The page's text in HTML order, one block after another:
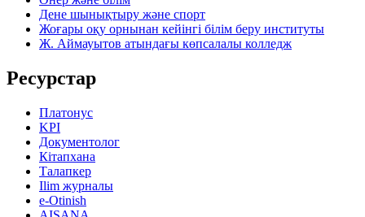
Дене шынықтыру және спорт
Жоғары оқу орнынан кейінгі білім беру институты
Ж. Аймауытов атындағы көпсалалы колледж
Ресурстар
Платонус
KPI
Документолог
Кітапхана
Талапкер
Ilim журналы
e-Otinish